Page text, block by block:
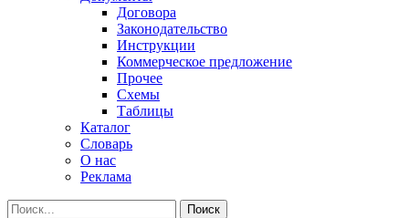
Договора
Законодательство
Инструкции
Коммерческое предложение
Прочее
Схемы
Таблицы
Каталог
Словарь
О нас
Реклама